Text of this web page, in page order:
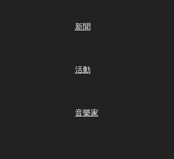
新聞
活動
音樂家